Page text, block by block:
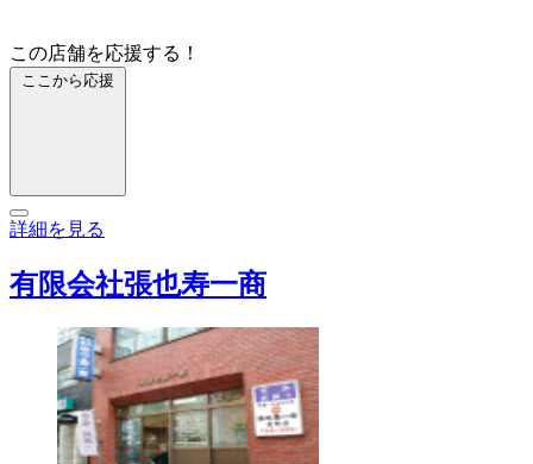
この店舗を応援する！
ここから応援
詳細を見る
有限会社張也寿一商